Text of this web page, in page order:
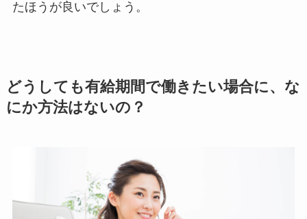
たほうが良いでしょう。
どうしても有給期間で働きたい場合に、な
にか方法はないの？